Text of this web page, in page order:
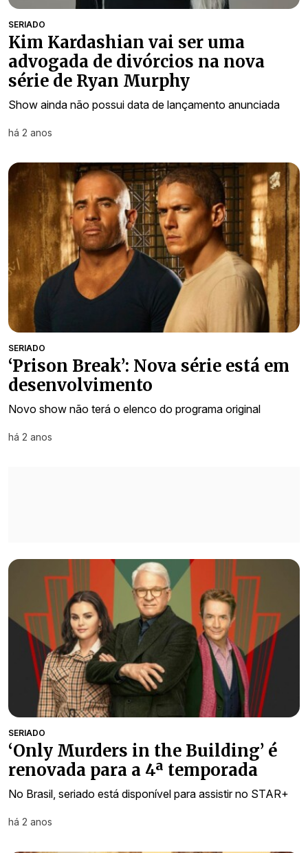
SERIADO
Kim Kardashian vai ser uma
advogada de divórcios na nova
série de Ryan Murphy
Show ainda não possui data de lançamento anunciada
há 2 anos
SERIADO
‘Prison Break’: Nova série está em
desenvolvimento
Novo show não terá o elenco do programa original
há 2 anos
SERIADO
‘Only Murders in the Building’ é
renovada para a 4ª temporada
No Brasil, seriado está disponível para assistir no STAR+
há 2 anos